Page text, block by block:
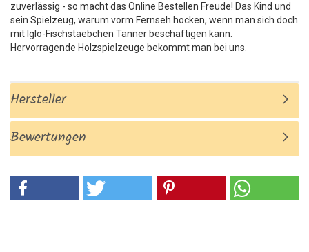
zuverlässig - so macht das Online Bestellen Freude! Das Kind und
sein Spielzeug, warum vorm Fernseh hocken, wenn man sich doch
mit Iglo-Fischstaebchen Tanner beschäftigen kann.
Hervorragende Holzspielzeuge bekommt man bei uns.
Hersteller
Bewertungen